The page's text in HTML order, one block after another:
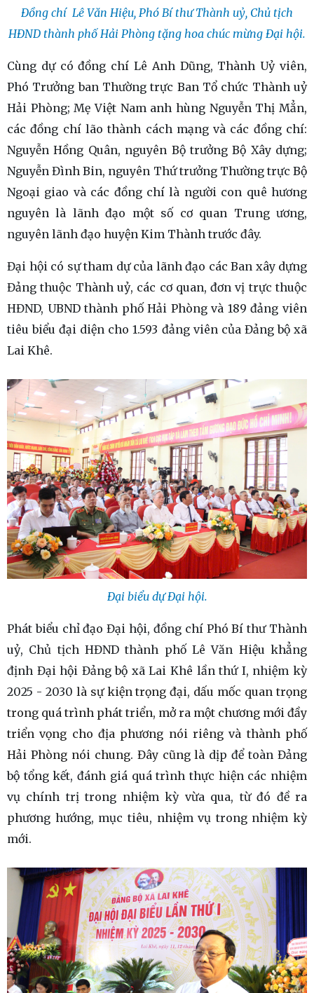
Đồng chí Lê Văn Hiệu, Phó Bí thư Thành uỷ, Chủ tịch
HĐND thành phố Hải Phòng tặng hoa chúc mừng Đại hội.
Cùng dự có đồng chí Lê Anh Dũng, Thành Uỷ viên,
Phó Trưởng ban Thường trực Ban Tổ chức Thành uỷ
Hải Phòng; Mẹ Việt Nam anh hùng Nguyễn Thị Mẳn,
các đồng chí lão thành cách mạng và các đồng chí:
Nguyễn Hồng Quân, nguyên Bộ trưởng Bộ Xây dựng;
Nguyễn Đình Bin, nguyên Thứ trưởng Thường trực Bộ
Ngoại giao và các đồng chí là người con quê hương
nguyên là lãnh đạo một số cơ quan Trung ương,
nguyên lãnh đạo huyện Kim Thành trước đây.
Đại hội có sự tham dự của lãnh đạo các Ban xây dựng
Đảng thuộc Thành uỷ, các cơ quan, đơn vị trực thuộc
HĐND, UBND thành phố Hải Phòng và 189 đảng viên
tiêu biểu đại diện cho 1.593 đảng viên của Đảng bộ xã
Lai Khê.
Đại biểu dự Đại hội.
Phát biểu chỉ đạo Đại hội, đồng chí Phó Bí thư Thành
uỷ, Chủ tịch HĐND thành phố Lê Văn Hiệu khẳng
định Đại hội Đảng bộ xã Lai Khê lần thứ I, nhiệm kỳ
2025 - 2030 là sự kiện trọng đại, dấu mốc quan trọng
trong quá trình phát triển, mở ra một chương mới đầy
triển vọng cho địa phương nói riêng và thành phố
Hải Phòng nói chung. Đây cũng là dịp để toàn Đảng
bộ tổng kết, đánh giá quá trình thực hiện các nhiệm
vụ chính trị trong nhiệm kỳ vừa qua, từ đó đề ra
phương hướng, mục tiêu, nhiệm vụ trong nhiệm kỳ
mới.